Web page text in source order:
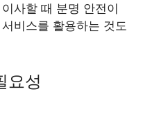
사할 때 분명 안전이
비스를 활용하는 것도
요성